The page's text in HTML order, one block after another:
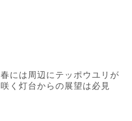
春には周辺にテッポウユリが
咲く灯台からの展望は必見